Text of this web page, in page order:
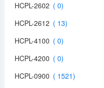
HCPL-2602
HCPL-2612
HCPL-4100
HCPL-4200
HCPL-0900